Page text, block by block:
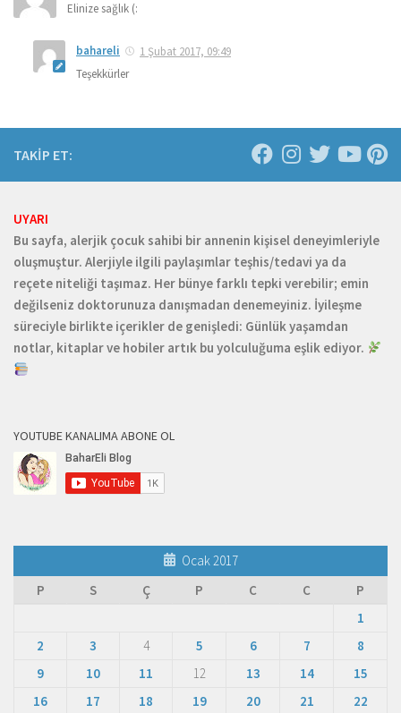
Elinize sağlık (:
bahareli
1 Şubat 2017, 09:49
Teşekkürler
TAKİP ET:
UYARI
Bu sayfa, alerjik çocuk sahibi bir annenin kişisel deneyimleriyle
oluşmuştur. Alerjiyle ilgili paylaşımlar teşhis/tedavi ya da
reçete niteliği taşımaz. Her bünye farklı tepki verebilir; emin
değilseniz doktorunuza danışmadan denemeyiniz. İyileşme
süreciyle birlikte içerikler de genişledi: Günlük yaşamdan
notlar, kitaplar ve hobiler artık bu yolculuğuma eşlik ediyor.
YOUTUBE KANALIMA ABONE OL
Ocak 2017
P
S Ç P C C
P
1
2
3 4 5 6 7
8
9
10 11 12 13 14
15
16
17 18 19 20 21
22